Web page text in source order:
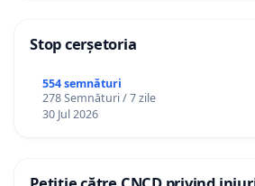
Stop cerșetoria
554 semnături
278 Semnături / 7 zile
30 Jul 2026